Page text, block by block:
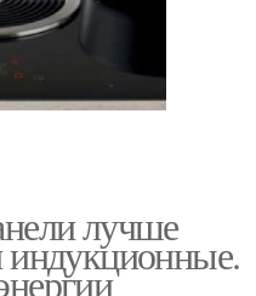
лучше
индукционные.